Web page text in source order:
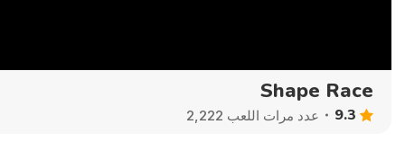
Shape Race
9.3 عدد مرات اللعب 2,222